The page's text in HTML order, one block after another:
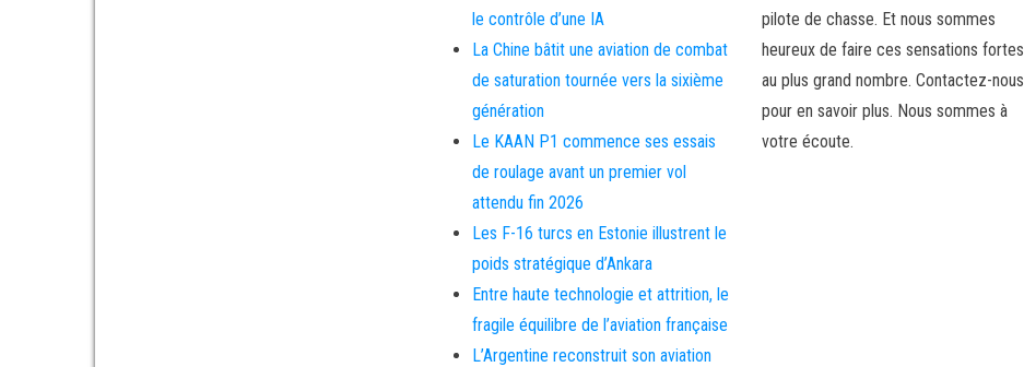
le contrôle d’une IA
La Chine bâtit une aviation de combat
de saturation tournée vers la sixième
génération
Le KAAN P1 commence ses essais
de roulage avant un premier vol
attendu fin 2026
Les F-16 turcs en Estonie illustrent le
poids stratégique d’Ankara
Entre haute technologie et attrition, le
fragile équilibre de l’aviation française
L’Argentine reconstruit son aviation
pilote de chasse. Et nous sommes
heureux de faire ces sensations fortes
au plus grand nombre. Contactez-nous
pour en savoir plus. Nous sommes à
votre écoute.